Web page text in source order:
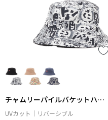
チャムリーパイルバケットハッ
ト
UVカット
リバーシブル